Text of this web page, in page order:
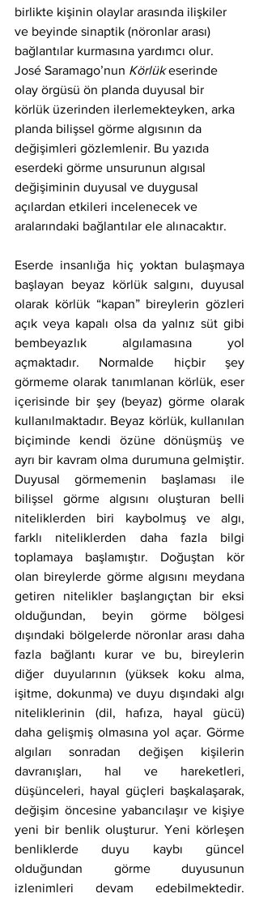
birlikte kişinin olaylar arasında ilişkiler
ve beyinde sinaptik (nöronlar arası)
bağlantılar kurmasına yardımcı olur.
José Saramago’nun Körlük eserinde
olay örgüsü ön planda duyusal bir
körlük üzerinden ilerlemekteyken, arka
planda bilişsel görme algısının da
değişimleri gözlemlenir. Bu yazıda
eserdeki görme unsurunun algısal
değişiminin duyusal ve duygusal
açılardan etkileri incelenecek ve
aralarındaki bağlantılar ele alınacaktır.
Eserde insanlığa hiç yoktan bulaşmaya
başlayan beyaz körlük salgını, duyusal
olarak körlük “kapan” bireylerin gözleri
açık veya kapalı olsa da yalnız süt gibi
bembeyazlık algılamasına yol
açmaktadır. Normalde hiçbir şey
görmeme olarak tanımlanan körlük, eser
içerisinde bir şey (beyaz) görme olarak
kullanılmaktadır. Beyaz körlük, kullanılan
biçiminde kendi özüne dönüşmüş ve
ayrı bir kavram olma durumuna gelmiştir.
Duyusal görmemenin başlaması ile
bilişsel görme algısını oluşturan belli
niteliklerden biri kaybolmuş ve algı,
farklı niteliklerden daha fazla bilgi
toplamaya başlamıştır. Doğuştan kör
olan bireylerde görme algısını meydana
getiren nitelikler başlangıçtan bir eksi
olduğundan, beyin görme bölgesi
dışındaki bölgelerde nöronlar arası daha
fazla bağlantı kurar ve bu, bireylerin
diğer duyularının (yüksek koku alma,
işitme, dokunma) ve duyu dışındaki algı
niteliklerinin (dil, hafıza, hayal gücü)
daha gelişmiş olmasına yol açar. Görme
algıları sonradan değişen kişilerin
davranışları, hal ve hareketleri,
düşünceleri, hayal güçleri başkalaşarak,
değişim öncesine yabancılaşır ve kişiye
yeni bir benlik oluşturur. Yeni körleşen
benliklerde duyu kaybı güncel
olduğundan görme duyusunun
izlenimleri devam edebilmektedir.